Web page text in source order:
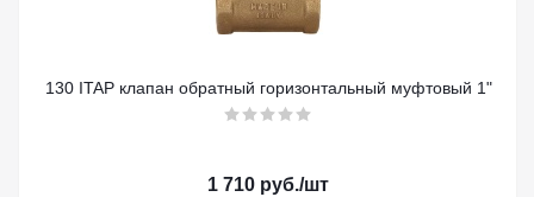
130 ITAP клапан обратный горизонтальный муфтовый 1"
1 710 руб./шт